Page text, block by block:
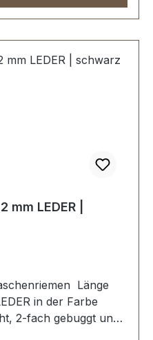
mm LEDER |
Länge
2-fach gebuggt und